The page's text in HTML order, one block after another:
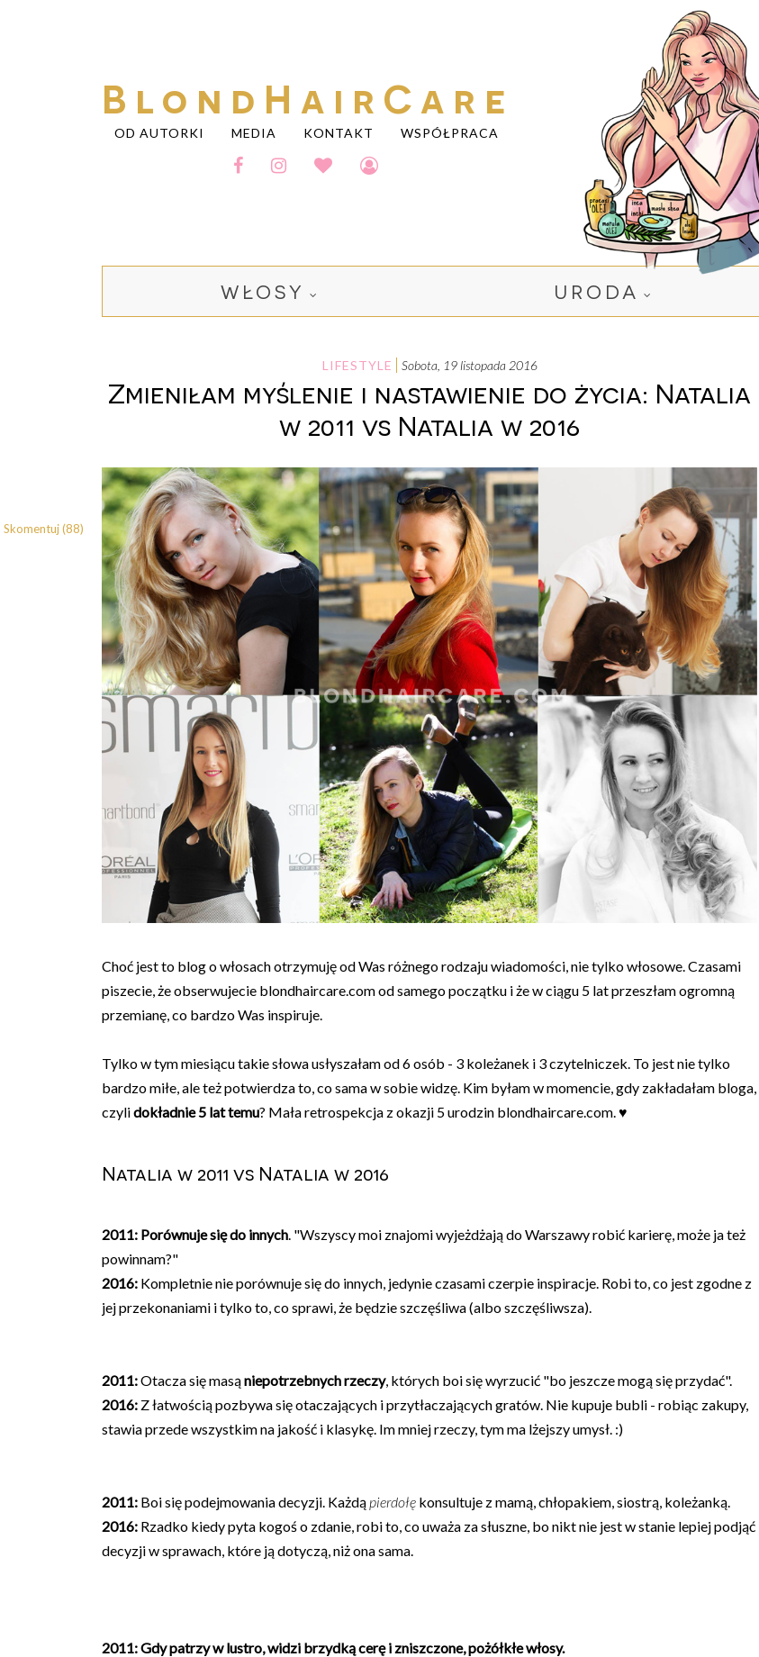
BlondHairCare
OD AUTORKI MEDIA KONTAKT WSPÓŁPRACA
WŁOSY URODA
LIFESTYLE sobota, 19 listopada 2016
Zmieniłam myślenie i nastawienie do życia: Natalia
w 2011 vs Natalia w 2016
Choć jest to blog o włosach otrzymuję od Was różnego rodzaju wiadomości, nie tylko włosowe. Czasami
piszecie, że obserwujecie blondhaircare.com od samego początku i że w ciągu 5 lat przeszłam ogromną
przemianę, co bardzo Was inspiruje.
Tylko w tym miesiącu takie słowa usłyszałam od 6 osób - 3 koleżanek i 3 czytelniczek. To jest nie tylko
bardzo miłe, ale też potwierdza to, co sama w sobie widzę. Kim byłam w momencie, gdy zakładałam bloga,
czylidokładnie 5 lat temu? Mała retrospekcja z okazji 5 urodzin blondhaircare.com. ♥
Natalia w 2011 vs Natalia w 2016
2011: Porównuje się do innych. "Wszyscy moi znajomi wyjeżdżają do Warszawy robić karierę, może ja też
powinnam?"
2016: Kompletnie nie porównuje się do innych, jedynie czasami czerpie inspiracje. Robi to, co jest zgodne z
jej przekonaniami i tylko to, co sprawi, że będzie szczęśliwa (albo szczęśliwsza).
2011:Otacza się masąniepotrzebnych rzeczy, których boi się wyrzucić "bo jeszcze mogą się przydać".
2016: Z łatwością pozbywa się otaczających i przytłaczających gratów. Nie kupuje bubli - robiąc zakupy,
stawia przede wszystkim na jakość i klasykę. Im mniej rzeczy, tym ma lżejszy umysł. :)
2011: Boi się podejmowania decyzji. Każdą pierdołę konsultuje z mamą, chłopakiem, siostrą, koleżanką.
2016: Rzadko kiedy pyta kogoś o zdanie, robi to, co uważa za słuszne, bo nikt nie jest w stanie lepiej podjąć
decyzji w sprawach, które ją dotyczą, niż ona sama.
2011:Gdy patrzy w lustro, widzi brzydką cerę i zniszczone, pożółkłe włosy.
Skomentuj (88)